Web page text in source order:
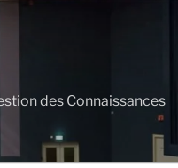
des Connaissances